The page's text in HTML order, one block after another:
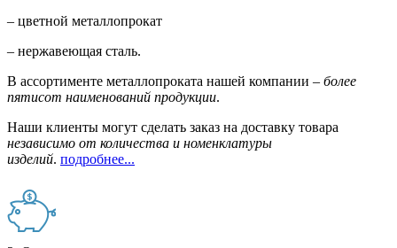
– цветной металлопрокат
– нержавеющая сталь.
В ассортименте металлопроката нашей компании – более
пятисот наименований продукции.
Наши клиенты могут сделать заказ на доставку товара
независимо от количества и номенклатуры
изделий. подробнее...